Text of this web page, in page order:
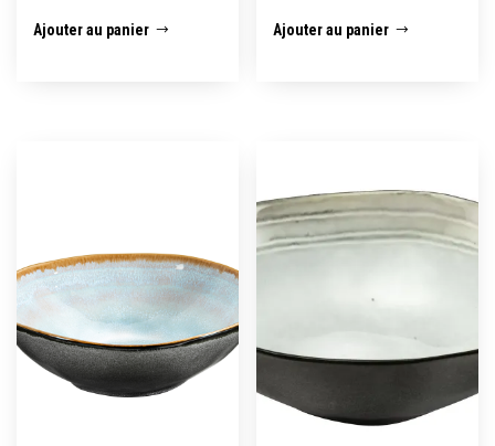
Ajouter au panier Ajouter au panier